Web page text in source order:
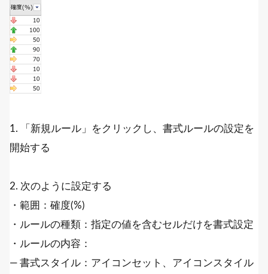
1. 「新規ルール」をクリックし、書式ルールの設定を
開始する
2. 次のように設定する
・範囲：確度(%)
・ルールの種類：指定の値を含むセルだけを書式設定
・ルールの内容：
― 書式スタイル：アイコンセット、アイコンスタイル